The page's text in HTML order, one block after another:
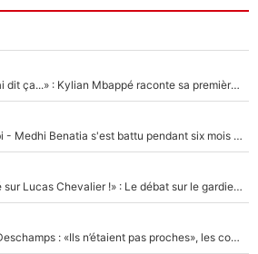
«Je ne sais pas pourquoi j’ai dit ça...» : Kylian Mbappé raconte sa première rencontre avec Zinédine Zidane (et c’est très drôle)
Départ de Roberto De Zerbi - Medhi Benatia s'est battu pendant six mois pour le retenir à l'OM, le PSG a été le naufrage de trop : «Je pars avec toi»
«Admets que tu t'es trompé sur Lucas Chevalier !» : Le débat sur le gardien du PSG vire au clash à l'After Foot
Zinédine Zidane et Didier Deschamps : «Ils n’étaient pas proches», les confidences d’un membre de l’équipe de France 1998 sur leur relation spéciale